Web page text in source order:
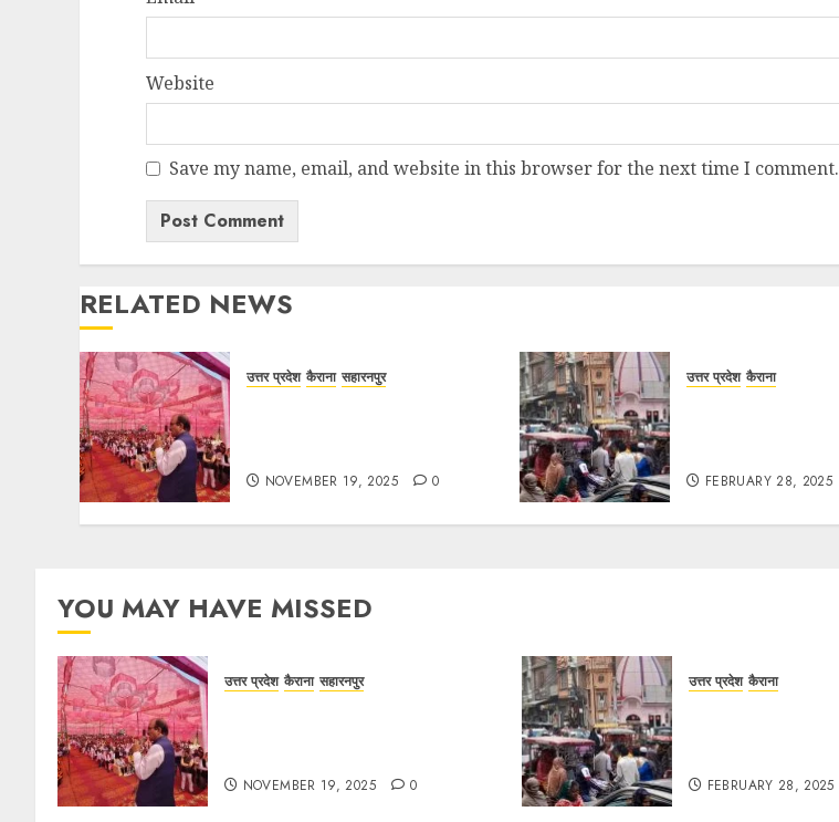
Website
Save my name, email, and website in this browser for the next time I comment.
RELATED NEWS
उत्तर प्रदेश कैराना सहारनपुर
NOVEMBER 19, 2025 0
उत्तर प्रदेश कैराना
FEBRUARY 28, 2025
YOU MAY HAVE MISSED
उत्तर प्रदेश कैराना सहारनपुर
NOVEMBER 19, 2025 0
उत्तर प्रदेश कैराना
FEBRUARY 28, 2025